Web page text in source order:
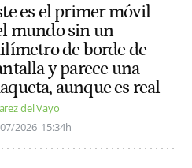
es el primer móvil
mundo sin un
de borde de
y parece una
aunque es real
del Vayo
2026 15:34h